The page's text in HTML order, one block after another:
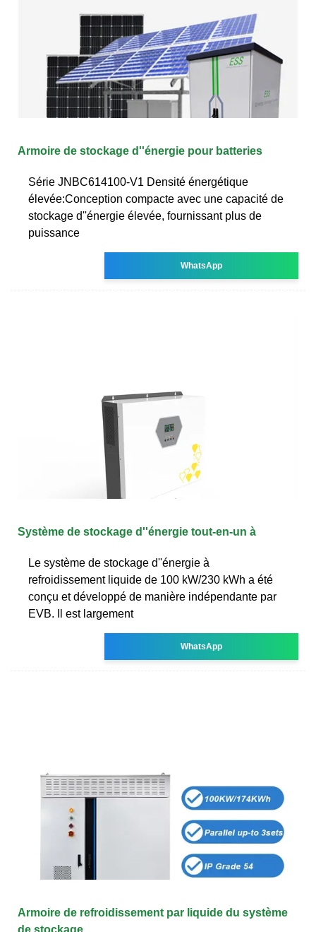
Armoire de stockage d''énergie pour batteries
Série JNBC614100-V1 Densité énergétique
élevée:Conception compacte avec une capacité de
stockage d''énergie élevée, fournissant plus de
puissance
WhatsApp
Système de stockage d''énergie tout-en-un à
Le système de stockage d''énergie à
refroidissement liquide de 100 kW/230 kWh a été
conçu et développé de manière indépendante par
EVB. Il est largement
WhatsApp
Armoire de refroidissement par liquide du système
de stockage